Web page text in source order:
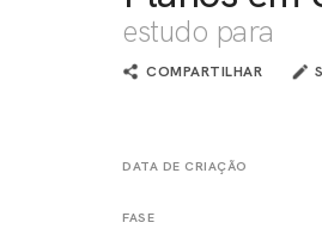
estudo para
COMPARTILHAR
DATA DE CRIAÇÃO
FASE